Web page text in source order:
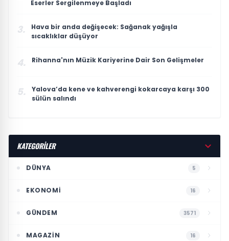
Eserler Sergilenmeye Başladı
3.
Hava bir anda değişecek: Sağanak yağışla
sıcaklıklar düşüyor
4. Rihanna'nın Müzik Kariyerine Dair Son Gelişmeler
5.
Yalova’da kene ve kahverengi kokarcaya karşı 300
sülün salındı
KATEGORİLER
DÜNYA 5
EKONOMI 16
GÜNDEM 3571
MAGAZIN 16